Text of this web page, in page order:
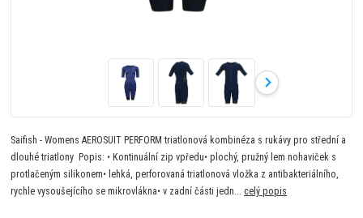
Saifish - Womens AEROSUIT PERFORM triatlonová kombinéza s rukávy pro střední a
dlouhé triatlony Popis: • Kontinuální zip vpředu• plochý, pružný lem nohaviček s
protlačeným silikonem• lehká, perforovaná triatlonová vložka z antibakteriálního,
rychle vysoušejícího se mikrovlákna• v zadní části jedn...celý popis